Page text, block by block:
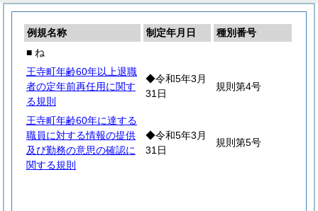
例規名称 制定年月日
種別番号
■ ね
王寺町年齢60年以上退職
者の定年前再任用に関す
る規則
◆令和5年3月
31日
規則第4号
王寺町年齢60年に達する
職員に対する情報の提供
及び勤務の意思の確認に
関する規則
◆令和5年3月
31日
規則第5号